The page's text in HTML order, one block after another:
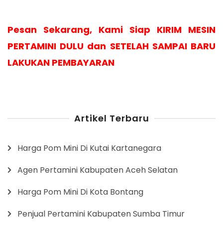
Pesan Sekarang, Kami Siap KIRIM MESIN
PERTAMINI DULU dan SETELAH SAMPAI BARU
LAKUKAN PEMBAYARAN
Artikel Terbaru
Harga Pom Mini Di Kutai Kartanegara
Agen Pertamini Kabupaten Aceh Selatan
Harga Pom Mini Di Kota Bontang
Penjual Pertamini Kabupaten Sumba Timur